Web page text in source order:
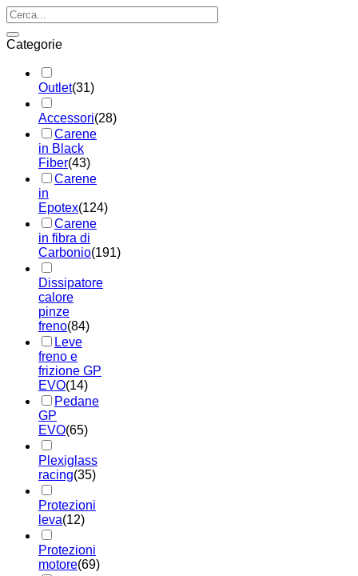
Categorie
Outlet(31)
Accessori(28)
Carene
in Black
Fiber(43)
Carene
in
Epotex(124)
Carene
in fibra di
Carbonio(191)
Dissipatore
calore
pinze
freno(84)
Leve
freno e
frizione GP
EVO(14)
Pedane
GP
EVO(65)
Plexiglass
racing(35)
Protezioni
leva(12)
Protezioni
motore(69)